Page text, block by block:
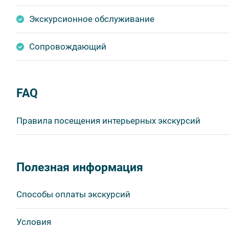
Экскурсионное обслуживание
Сопровождающий
FAQ
Правила посещения интерьерных экскурсий
соблюдение которых сделает ваш отдых приятным,
бутилированной воды, категорически запрещается
Полезная информация
Способы оплаты экскурсий
Условия